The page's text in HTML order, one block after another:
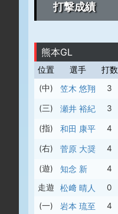
打撃成績
熊本GL
位置 選手 打数
(中)
笠木 悠翔 3
(三) 瀬井 裕紀 3
(指) 和田 康平 4
(右) 菅原 大奨 4
(遊) 知念 新 4
走遊 松﨑 晴人 0
(一)
岩本 琉至 4